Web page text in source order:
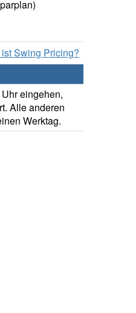
Swing Pricing?
eingehen,
Alle anderen
Werktag.